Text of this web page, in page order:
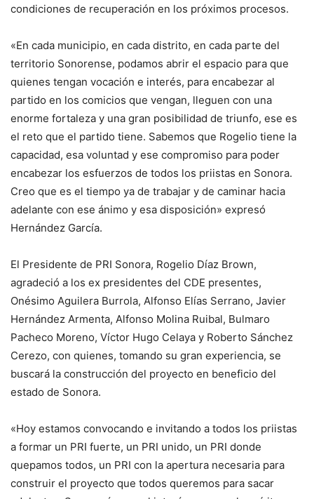
condiciones de recuperación en los próximos procesos.
«En cada municipio, en cada distrito, en cada parte del
territorio Sonorense, podamos abrir el espacio para que
quienes tengan vocación e interés, para encabezar al
partido en los comicios que vengan, lleguen con una
enorme fortaleza y una gran posibilidad de triunfo, ese es
el reto que el partido tiene. Sabemos que Rogelio tiene la
capacidad, esa voluntad y ese compromiso para poder
encabezar los esfuerzos de todos los priistas en Sonora.
Creo que es el tiempo ya de trabajar y de caminar hacia
adelante con ese ánimo y esa disposición» expresó
Hernández García.
El Presidente de PRI Sonora, Rogelio Díaz Brown,
agradeció a los ex presidentes del CDE presentes,
Onésimo Aguilera Burrola, Alfonso Elías Serrano, Javier
Hernández Armenta, Alfonso Molina Ruibal, Bulmaro
Pacheco Moreno, Víctor Hugo Celaya y Roberto Sánchez
Cerezo, con quienes, tomando su gran experiencia, se
buscará la construcción del proyecto en beneficio del
estado de Sonora.
«Hoy estamos convocando e invitando a todos los priistas
a formar un PRI fuerte, un PRI unido, un PRI donde
quepamos todos, un PRI con la apertura necesaria para
construir el proyecto que todos queremos para sacar